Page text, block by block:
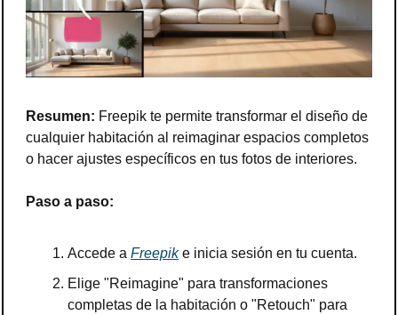
Resumen: Freepik te permite transformar el diseño de
cualquier habitación al reimaginar espacios completos
o hacer ajustes específicos en tus fotos de interiores.
Paso a paso:
Accede a Freepik e inicia sesión en tu cuenta.
Elige "Reimagine" para transformaciones
completas de la habitación o "Retouch" para